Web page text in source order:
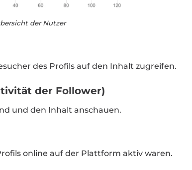
der Nutzer
des Profils auf den Inhalt zugreifen.
der Follower)
und den Inhalt anschauen.
online auf der Plattform aktiv waren.